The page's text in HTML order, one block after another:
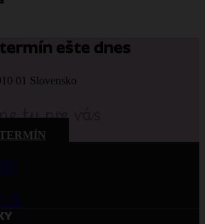
ešte dnes
01 Slovensko
tu pre vás